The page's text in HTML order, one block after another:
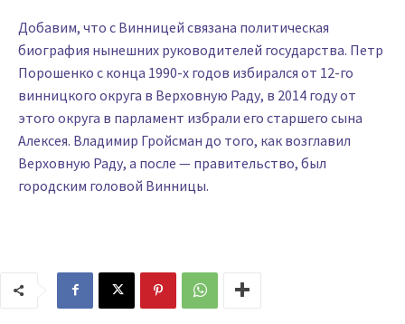
Добавим, что с Винницей связана политическая
биография нынешних руководителей государства. Петр
Порошенко с конца 1990-х годов избирался от 12-го
винницкого округа в Верховную Раду, в 2014 году от
этого округа в парламент избрали его старшего сына
Алексея. Владимир Гройсман до того, как возглавил
Верховную Раду, а после — правительство, был
городским головой Винницы.